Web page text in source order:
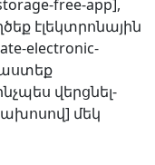
free-app],
էլեկտրոնային
electronic-
վերցնել-
մեկ